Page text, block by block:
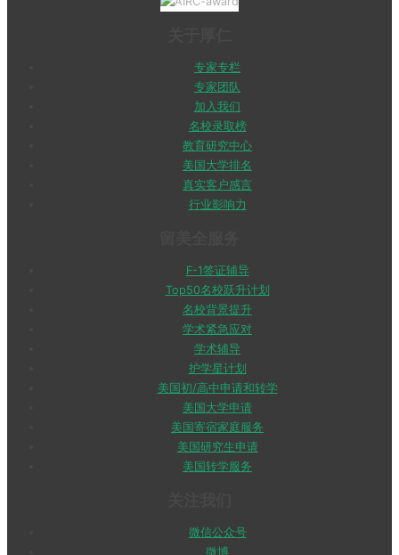
专家专栏
专家团队
加入我们
名校录取榜
教育研究中心
美国大学排名
真实客户感言
行业影响力
F-1签证辅导
Top50名校跃升计划
名校背景提升
学术紧急应对
学术辅导
护学星计划
美国初/高中申请和转学
美国大学申请
美国寄宿家庭服务
美国研究生申请
美国转学服务
微信公众号
微博